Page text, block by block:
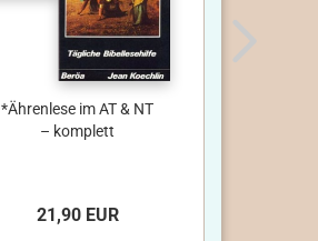
*Ährenlese im AT & NT
– komplett
21,90 EUR